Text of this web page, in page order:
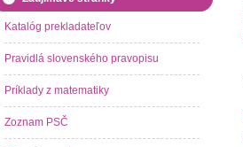
Katalóg prekladateľov
Pravidlá slovenského pravopisu
Príklady z matematiky
Zoznam PSČ